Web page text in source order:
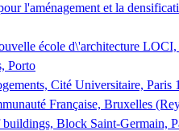
l'aménagement et la
école d\'architecture
Porto
Cité Universitaire, Paris
Française, Bruxelles
Block Saint-Germain,